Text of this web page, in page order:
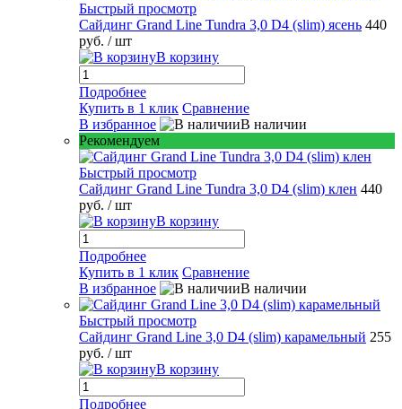
Быстрый просмотр
Сайдинг Grand Line Tundra 3,0 D4 (slim) ясень 440
руб. / шт
В корзину
Подробнее
Купить в 1 клик Сравнение
В избранное
В наличии
Рекомендуем
Быстрый просмотр
Сайдинг Grand Line Tundra 3,0 D4 (slim) клен 440
руб. / шт
В корзину
Подробнее
Купить в 1 клик Сравнение
В избранное
В наличии
Быстрый просмотр
Сайдинг Grand Line 3,0 D4 (slim) карамельный 255
руб. / шт
В корзину
Подробнее